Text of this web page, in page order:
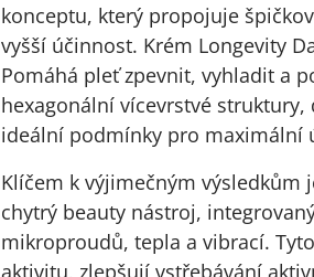
konceptu, který propojuje
vyšší účinnost. Krém Longevity
Pomáhá pleť zpevnit, vyhladit a
hexagonální vícevrstvé
ideální podmínky pro maximální
Klíčem k výjimečným výsledkům
chytrý beauty nástroj,
mikroproudů, tepla a vibrací.
aktivitu, zlepšují vstřebávání